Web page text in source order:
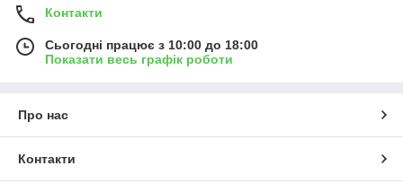
Контакти
Сьогодні працює з 10:00 до 18:00
Показати весь графік роботи
Про нас
Контакти